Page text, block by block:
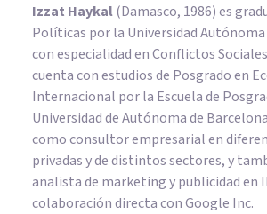
Izzat Haykal(Damasco, 1986) es
Políticas por la Universidad
con especialidad en Conflictos
cuenta con estudios de Posgrado en
Internacional por la Escuela de
Universidad de Autónoma de
como consultor empresarial en
privadas y de distintos sectores, y
analista de marketing y publicidad en
colaboración directa con Google Inc.